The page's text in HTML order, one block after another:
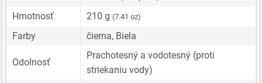
Hmotnosť 210 g (7.41 oz)
Farby čierna, Biela
Odolnosť
Prachotesný a vodotesný (proti
striekaniu vody)